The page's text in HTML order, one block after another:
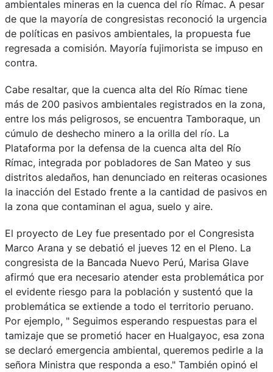
ambientales mineras en la cuenca del río Rímac. A pesar
de que la mayoría de congresistas reconoció la urgencia
de políticas en pasivos ambientales, la propuesta fue
regresada a comisión. Mayoría fujimorista se impuso en
contra.
Cabe resaltar, que la cuenca alta del Río Rímac tiene
más de 200 pasivos ambientales registrados en la zona,
entre los más peligrosos, se encuentra Tamboraque, un
cúmulo de deshecho minero a la orilla del río. La
Plataforma por la defensa de la cuenca alta del Río
Rímac, integrada por pobladores de San Mateo y sus
distritos aledaños, han denunciado en reiteras ocasiones
la inacción del Estado frente a la cantidad de pasivos en
la zona que contaminan el agua, suelo y aire.
El proyecto de Ley fue presentado por el Congresista
Marco Arana y se debatió el jueves 12 en el Pleno. La
congresista de la Bancada Nuevo Perú, Marisa Glave
afirmó que era necesario atender esta problemática por
el evidente riesgo para la población y sustentó que la
problemática se extiende a todo el territorio peruano.
Por ejemplo, " Seguimos esperando respuestas para el
tamizaje que se prometió hacer en Hualgayoc, esa zona
se declaró emergencia ambiental, queremos pedirle a la
señora Ministra que responda a eso." También opinó el